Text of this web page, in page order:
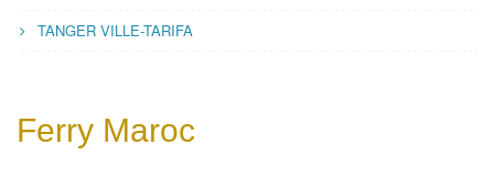
TANGER VILLE-TARIFA
Ferry Maroc